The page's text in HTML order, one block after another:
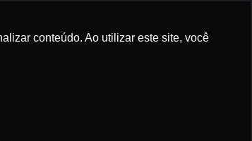
conteúdo. Ao utilizar este site, você